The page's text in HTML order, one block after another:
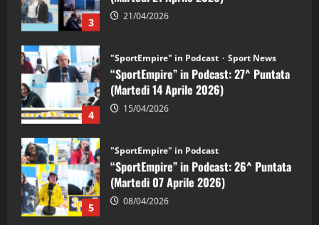
3
4
“SportEmpire” in Podcast: 27^ Puntata
(Martedi 14 Aprile 2026)
5
“SportEmpire” in Podcast: 26^ Puntata
(Martedi 07 Aprile 2026)